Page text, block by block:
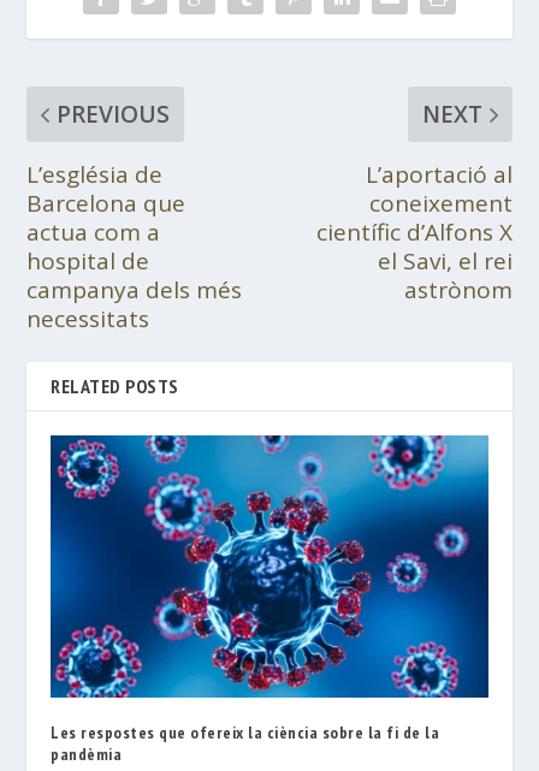
PREVIOUS
L’església de
Barcelona que
actua com a
hospital de
campanya dels més
necessitats
NEXT
L’aportació al
coneixement
científic d’Alfons X
el Savi, el rei
astrònom
RELATED POSTS
Les respostes que ofereix la ciència sobre la fi de la
pandèmia